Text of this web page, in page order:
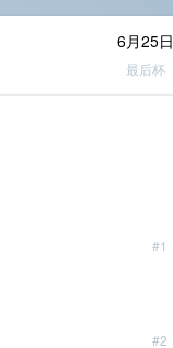
6月25日
最后杯
#1
#2